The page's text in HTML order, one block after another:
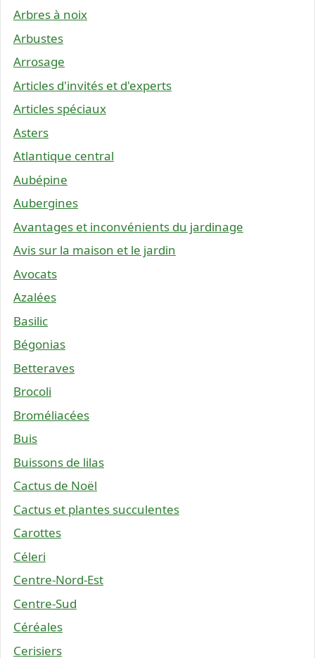
Arbres à noix
Arbustes
Arrosage
Articles d'invités et d'experts
Articles spéciaux
Asters
Atlantique central
Aubépine
Aubergines
Avantages et inconvénients du jardinage
Avis sur la maison et le jardin
Avocats
Azalées
Basilic
Bégonias
Betteraves
Brocoli
Broméliacées
Buis
Buissons de lilas
Cactus de Noël
Cactus et plantes succulentes
Carottes
Céleri
Centre-Nord-Est
Centre-Sud
Céréales
Cerisiers